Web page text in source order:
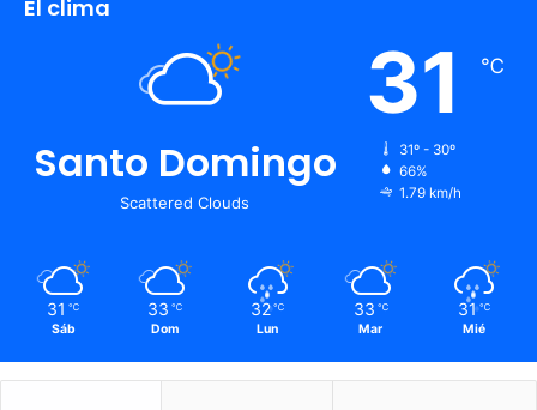
El clima
Santo Domingo
Scattered Clouds
31 ℃
31º - 30º
66%
1.79 km/h
31 ℃
Sáb
33 ℃
Dom
32 ℃
Lun
33 ℃
Mar
31 ℃
Mié